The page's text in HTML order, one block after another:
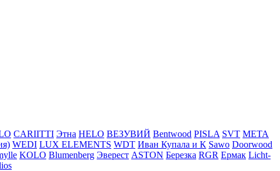
CARIITTI Этна HELO ВЕЗУВИЙ Bentwood PISLA SVT МЕТА
WEDI LUX ELEMENTS WDT Иван Купала и К Sawo Doorwood
KOLO Blumenberg Эверест ASTON Березка RGR Ермак Licht-